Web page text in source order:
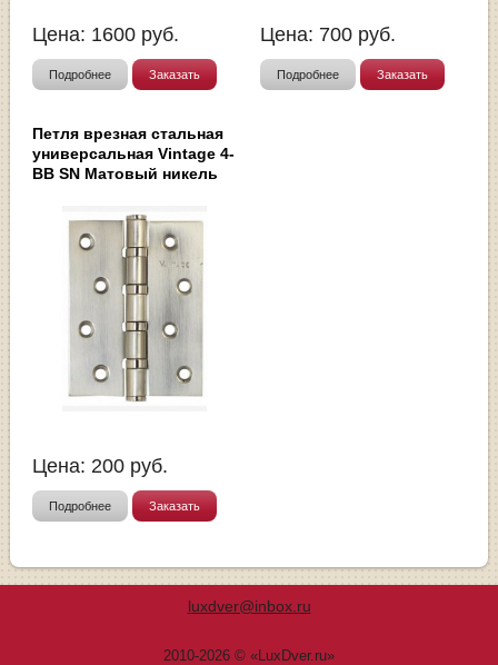
Цена: 1600 руб.
Подробнее Заказать
Цена: 700 руб.
Подробнее Заказать
Петля врезная стальная
универсальная Vintage 4-
BB SN Матовый никель
Цена: 200 руб.
Подробнее Заказать
luxdver@inbox.ru
2010-2026 © «LuxDver.ru»